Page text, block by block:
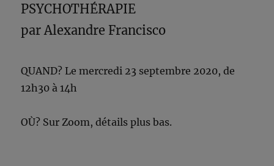
PSYCHOTHÉRAPIE
par Alexandre Francisco
QUAND? Le mercredi 23 septembre 2020, de
12h30 à 14h
OÙ? Sur Zoom, détails plus bas.